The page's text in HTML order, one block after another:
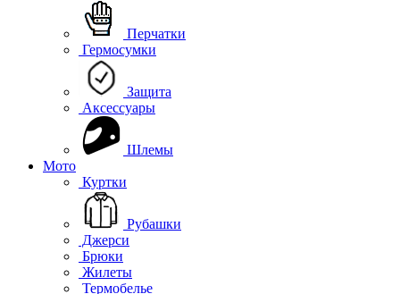
Перчатки
Гермосумки
Защита
Аксессуары
Шлемы
Мото
Куртки
Рубашки
Джерси
Брюки
Жилеты
Термобелье